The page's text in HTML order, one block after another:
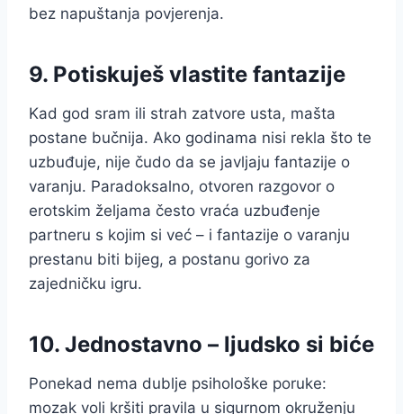
bez napuštanja povjerenja.
9. Potiskuješ vlastite fantazije
Kad god sram ili strah zatvore usta, mašta
postane bučnija. Ako godinama nisi rekla što te
uzbuđuje, nije čudo da se javljaju fantazije o
varanju. Paradoksalno, otvoren razgovor o
erotskim željama često vraća uzbuđenje
partneru s kojim si već – i fantazije o varanju
prestanu biti bijeg, a postanu gorivo za
zajedničku igru.
10. Jednostavno – ljudsko si biće
Ponekad nema dublje psihološke poruke:
mozak voli kršiti pravila u sigurnom okruženju